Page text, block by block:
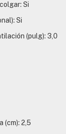
Si
Si
(pulg): 3,0
(cm): 2,5